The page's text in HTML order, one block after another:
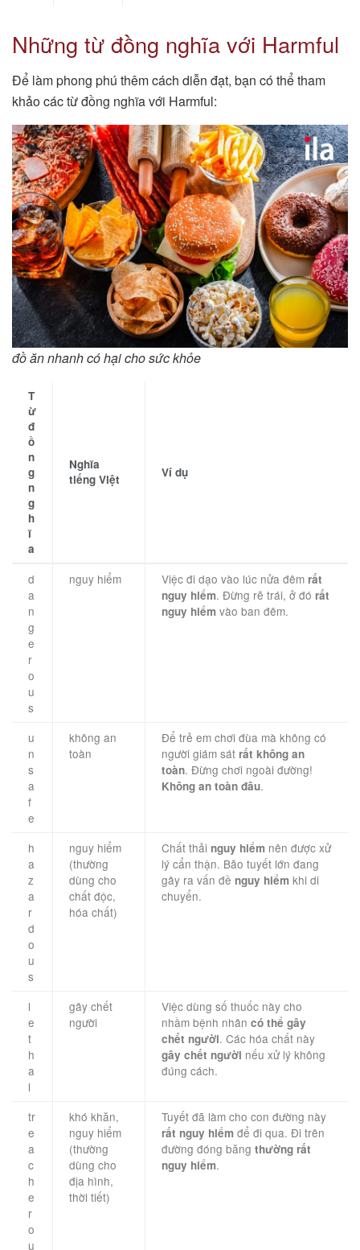
Những từ đồng nghĩa với Harmful
Để làm phong phú thêm cách diễn đạt, bạn có thể tham
khảo các từ đồng nghĩa với Harmful:
đồ ăn nhanh có hại cho sức khỏe
T
ừ
đ
ồ
n
g
n
g
h
ĩ
a
Nghĩa
tiếng Việt
Ví dụ
d
a
n
g
e
r
o
u
s
nguy hiểm Việc đi dạo vào lúc nửa đêm rất
nguy hiểm. Đừng rẽ trái, ở đó rất
nguy hiểm vào ban đêm.
u
n
s
a
f
e
không an
toàn
Để trẻ em chơi đùa mà không có
người giám sát rất không an
toàn. Đừng chơi ngoài đường!
Không an toàn đâu.
h
a
z
a
r
d
o
u
s
nguy hiểm
(thường
dùng cho
chất độc,
hóa chất)
Chất thải nguy hiểm nên được xử
lý cẩn thận. Bão tuyết lớn đang
gây ra vấn đề nguy hiểm khi di
chuyển.
l
e
t
h
a
l
gây chết
người
Việc dùng số thuốc này cho
nhầm bệnh nhân có thể gây
chết người. Các hóa chất này
gây chết người nếu xử lý không
đúng cách.
tr
e
a
c
h
e
r
o
u
khó khăn,
nguy hiểm
(thường
dùng cho
địa hình,
thời tiết)
Tuyết đã làm cho con đường này
rất nguy hiểm để đi qua. Đi trên
đường đóng băng thường rất
nguy hiểm.